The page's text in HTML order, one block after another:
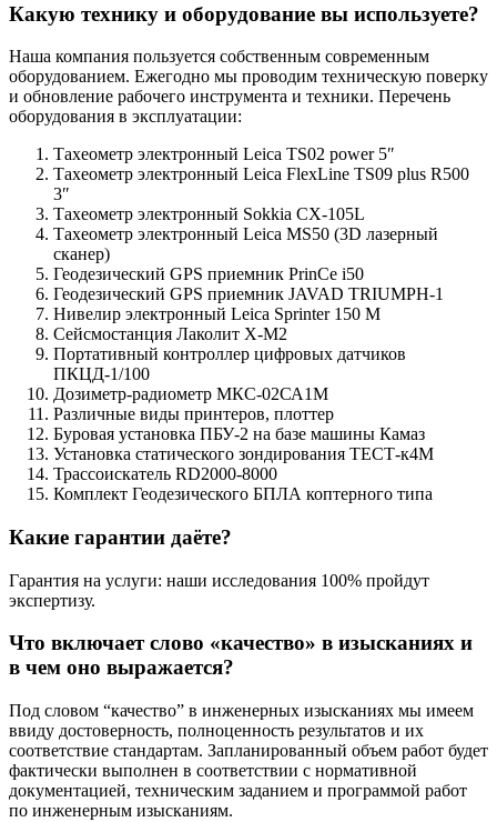
Какую технику и оборудование вы используете?
Наша компания пользуется собственным современным
оборудованием. Ежегодно мы проводим техническую поверку
и обновление рабочего инструмента и техники. Перечень
оборудования в эксплуатации:
Тахеометр электронный Leica TS02 power 5″
Тахеометр электронный Leica FlexLine TS09 plus R500
3″
Тахеометр электронный Sokkia CX-105L
Тахеометр электронный Leica MS50 (3D лазерный
сканер)
Геодезический GPS приемник PrinCe i50
Геодезический GPS приемник JAVAD TRIUMPH-1
Нивелир электронный Leica Sprinter 150 M
Сейсмостанция Лаколит Х-М2
Портативный контроллер цифровых датчиков
ПКЦД-1/100
Дозиметр-радиометр МКС-02СА1М
Различные виды принтеров, плоттер
Буровая установка ПБУ-2 на базе машины Камаз
Установка статического зондирования ТЕСТ-к4М
Трассоискатель RD2000-8000
Комплект Геодезического БПЛА коптерного типа
Какие гарантии даёте?
Гарантия на услуги: наши исследования 100% пройдут
экспертизу.
Что включает слово «качество» в изысканиях и
в чем оно выражается?
Под словом “качество” в инженерных изысканиях мы имеем
ввиду достоверность, полноценность результатов и их
соответствие стандартам. Запланированный объем работ будет
фактически выполнен в соответствии с нормативной
документацией, техническим заданием и программой работ
по инженерным изысканиям.